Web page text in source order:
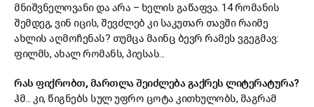
მნიშვნელოვანი და არა – ხელის გაწაფვა. 14 რომანის
შემდეგ, ვინ იცის, შევძლებ კი საკუთარ თავში რაიმე
ახლის აღმოჩენას? თუმცა მაინც ბევრ რამეს ვგეგმავ:
ფილმს, ახალ რომანს, პიესას...
რას ფიქრობთ, მართლა შეიძლება გაქრეს ლიტერატურა?
ჰმ... კი, წიგნებს სულ უფრო ცოტა კითხულობს, მაგრამ